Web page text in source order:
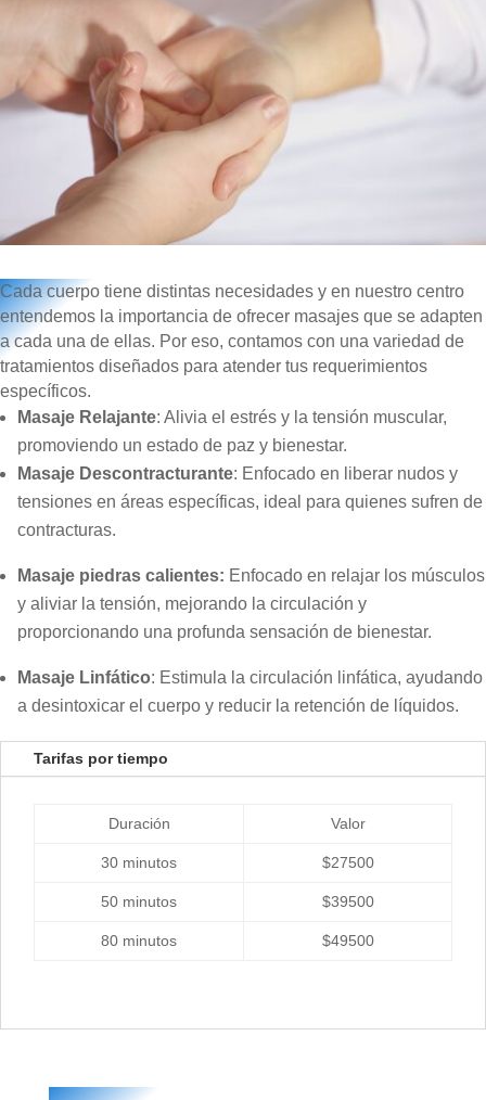
Cada cuerpo tiene distintas necesidades y en nuestro centro
entendemos la importancia de ofrecer masajes que se adapten
a cada una de ellas. Por eso, contamos con una variedad de
tratamientos diseñados para atender tus requerimientos
específicos.
Masaje Relajante: Alivia el estrés y la tensión muscular,
promoviendo un estado de paz y bienestar.
Masaje Descontracturante: Enfocado en liberar nudos y
tensiones en áreas específicas, ideal para quienes sufren de
contracturas.
Masaje piedras calientes: Enfocado en relajar los músculos
y aliviar la tensión, mejorando la circulación y
proporcionando una profunda sensación de bienestar.
Masaje Linfático: Estimula la circulación linfática, ayudando
a desintoxicar el cuerpo y reducir la retención de líquidos.
Tarifas por tiempo
Duración Valor
30 minutos $27500
50 minutos $39500
80 minutos $49500